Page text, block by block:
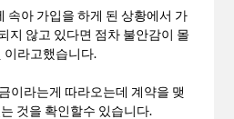
속아 가입을 하게 된 상황에서 가
지 않고 있다면 점차 불안감이 몰
이라고했습니다.
이라는게 따라오는데 계약을 맺
것을 확인할수 있습니다.